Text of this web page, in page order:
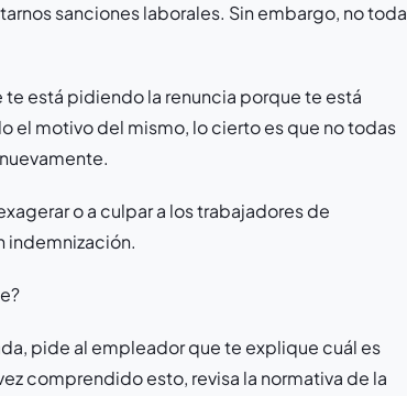
sanciones laborales. Sin embargo, no toda
está pidiendo la renuncia porque te está
el motivo del mismo, lo cierto es que no todas
o a culpar a los trabajadores de
indemnización.
pide al empleador que te explique cuál es
comprendido esto, revisa la normativa de la